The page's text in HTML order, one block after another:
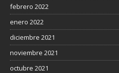
febrero 2022
enero 2022
diciembre 2021
noviembre 2021
octubre 2021